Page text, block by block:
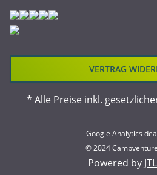
VERTRAG
* Alle Preise inkl.
Google Analytics
© 2024
Powered by